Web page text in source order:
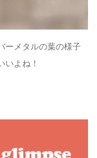
ーメタルの葉の様子
いよね！